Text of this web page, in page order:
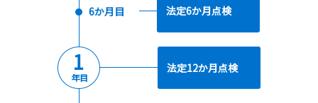
6か月目 法定6か月点検
1
年目
法定12か月点検